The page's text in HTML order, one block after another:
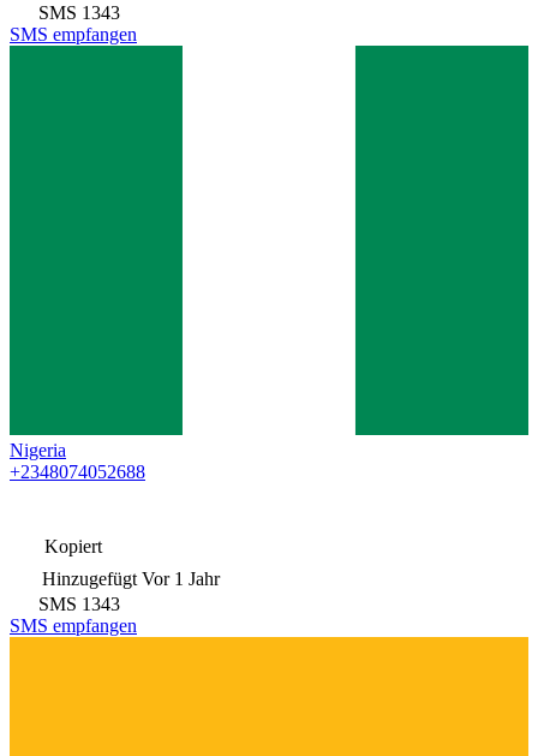
SMS 1343
SMS empfangen
Nigeria
+2348074052688
Kopiert
Hinzugefügt Vor 1 Jahr
SMS 1343
SMS empfangen